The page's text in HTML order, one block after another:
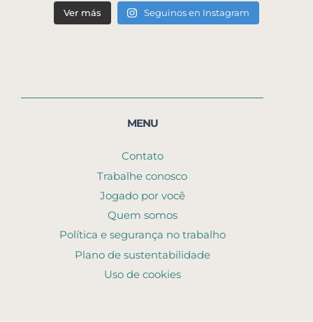
Ver más Seguinos en Instagram
MENU
Contato
Trabalhe conosco
Jogado por você
Quem somos
Política e segurança no trabalho
Plano de sustentabilidade
Uso de cookies